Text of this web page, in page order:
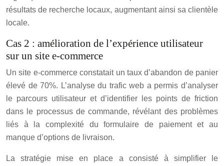
résultats de recherche locaux, augmentant ainsi sa clientèle
locale.
Cas 2 : amélioration de l’expérience utilisateur
sur un site e-commerce
Un site e-commerce constatait un taux d’abandon de panier
élevé de 70%. L’analyse du trafic web a permis d’analyser
le parcours utilisateur et d’identifier les points de friction
dans le processus de commande, révélant des problèmes
liés à la complexité du formulaire de paiement et au
manque d’options de livraison.
La stratégie mise en place a consisté à simplifier le